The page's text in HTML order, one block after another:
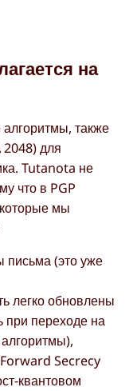
на
также
2048) для
Tutanota не
что в PGP
мы
письма (это уже
легко обновлены
при переходе на
Secrecy
квантовом